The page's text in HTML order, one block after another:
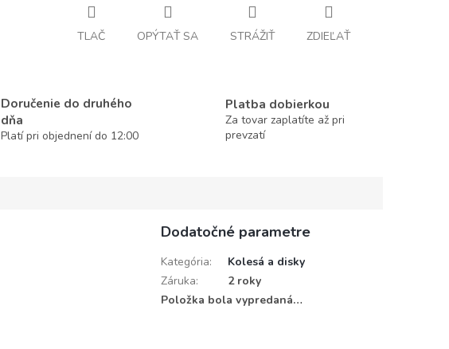
TLAČ OPÝTAŤ SA STRÁŽIŤ ZDIEĽAŤ
Doručenie do druhého
dňa
Platí pri objednení do 12:00
Platba dobierkou
Za tovar zaplatíte až pri
prevzatí
Dodatočné parametre
Kategória:
Kolesá a disky
Záruka:
2 roky
Položka bola vypredaná…